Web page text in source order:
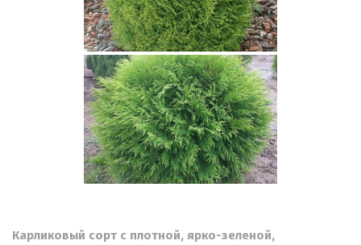
Карликовый сорт с плотной, ярко-зеленой,